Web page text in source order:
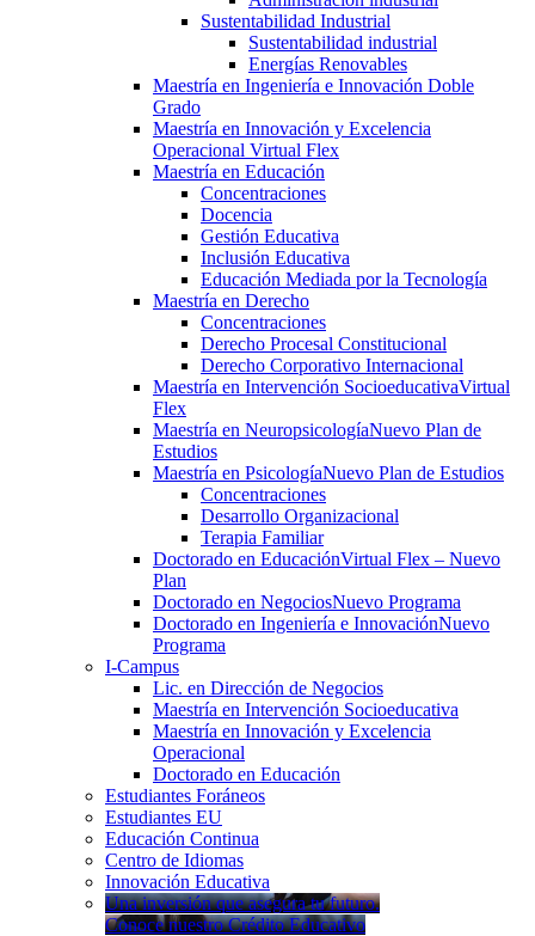
Sustentabilidad Industrial
Sustentabilidad industrial
Energías Renovables
Maestría en Ingeniería e Innovación Doble
Grado
Maestría en Innovación y Excelencia
Operacional Virtual Flex
Maestría en Educación
Concentraciones
Docencia
Gestión Educativa
Inclusión Educativa
Educación Mediada por la Tecnología
Maestría en Derecho
Concentraciones
Derecho Procesal Constitucional
Derecho Corporativo Internacional
Maestría en Intervención SocioeducativaVirtual
Flex
Maestría en NeuropsicologíaNuevo Plan de
Estudios
Maestría en PsicologíaNuevo Plan de Estudios
Concentraciones
Desarrollo Organizacional
Terapia Familiar
Doctorado en EducaciónVirtual Flex – Nuevo
Plan
Doctorado en NegociosNuevo Programa
Doctorado en Ingeniería e InnovaciónNuevo
Programa
I-Campus
Lic. en Dirección de Negocios
Maestría en Intervención Socioeducativa
Maestría en Innovación y Excelencia
Operacional
Doctorado en Educación
Estudiantes Foráneos
Estudiantes EU
Educación Continua
Centro de Idiomas
Innovación Educativa
Una inversión que asegura tu futuro.
Conoce nuestro Crédito Educativo